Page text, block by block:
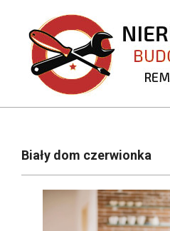
content
NavigationBiały dom czerwionka